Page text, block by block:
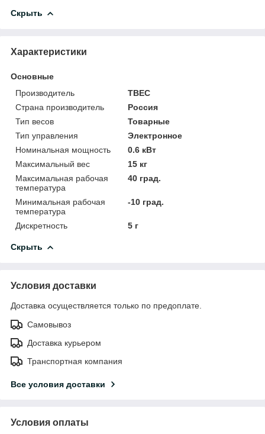
Скрыть
Характеристики
Основные
Производитель
ТВЕС
Страна производитель
Россия
Тип весов
Товарные
Тип управления
Электронное
Номинальная мощность
0.6 кВт
Максимальный вес
15 кг
Максимальная рабочая
температура
40 град.
Минимальная рабочая
температура
-10 град.
Дискретность 5 г
Скрыть
Условия доставки
Доставка осуществляется только по предоплате.
Самовывоз
Доставка курьером
Транспортная компания
Все условия доставки
Условия оплаты